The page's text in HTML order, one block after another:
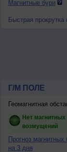
Магнитные бури
Быстрая прокрутка
Г/М ПОЛЕ
Геомагнитная
Нет магнитных
возмущений
Прогноз магнитных
на 3 дня